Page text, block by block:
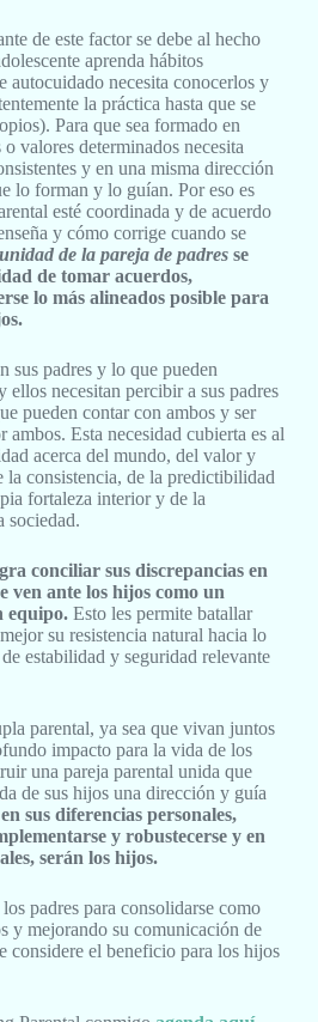
de este factor se debe al hecho
aprenda hábitos
autocuidado necesita conocerlos y
la práctica hasta que se
Para que sea formado en
valores determinados necesita
y en una misma dirección
lo forman y lo guían. Por eso es
esté coordinada y de acuerdo
y cómo corrige cuando se
unidad de la pareja de padresse
de tomar acuerdos,
lo más alineados posible para
sus padres y lo que pueden
ellos necesitan percibir a sus padres
pueden contar con ambos y ser
ambos. Esta necesidad cubierta es al
acerca del mundo, del valor y
la consistencia, de la predictibilidad
fortaleza interior y de la
sociedad.
conciliar sus discrepancias en
ven ante los hijos como un
equipo.Esto les permite batallar
su resistencia natural hacia lo
estabilidad y seguridad relevante
parental, ya sea que vivan juntos
impacto para la vida de los
una pareja parental unida que
de sus hijos una dirección y guía
sus diferencias personales,
y robustecerse y en
serán los hijos.
padres para consolidarse como
y mejorando su comunicación de
considere el beneficio para los hijos